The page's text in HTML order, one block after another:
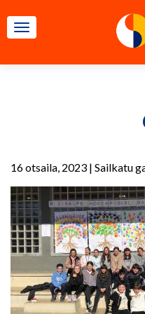
TOGGLE NAVIGATION
16 otsaila, 2023 | Sailkatu